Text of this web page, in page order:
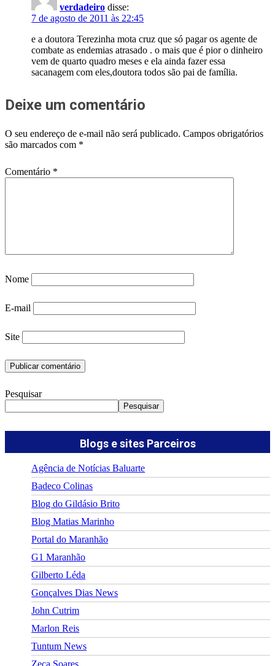
verdadeiro disse:
7 de agosto de 2011 às 22:45
e a doutora Terezinha mota cruz que só pagar os agente de
combate as endemias atrasado . o mais que é pior o dinheiro
vem de quarto quadro meses e ela ainda fazer essa
sacanagem com eles,doutora todos são pai de família.
Deixe um comentário
O seu endereço de e-mail não será publicado. Campos obrigatórios
são marcados com *
Comentário *
Nome
E-mail
Site
Pesquisar
Pesquisar
Blogs e sites Parceiros
Agência de Notícias Baluarte
Badeco Colinas
Blog do Gildásio Brito
Blog Matias Marinho
Portal do Maranhão
G1 Maranhão
Gilberto Léda
Gonçalves Dias News
John Cutrim
Marlon Reis
Tuntum News
Zeca Soares